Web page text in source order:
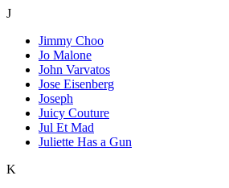
J
Jimmy Choo
Jo Malone
John Varvatos
Jose Eisenberg
Joseph
Juicy Couture
Jul Et Mad
Juliette Has a Gun
K